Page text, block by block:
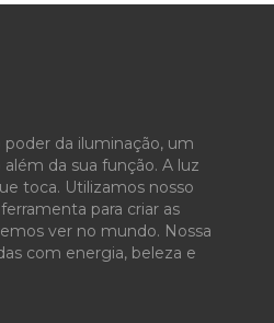
da iluminação, um
da sua função. A luz
toca. Utilizamos nosso
para criar as
ver no mundo. Nossa
com energia, beleza e